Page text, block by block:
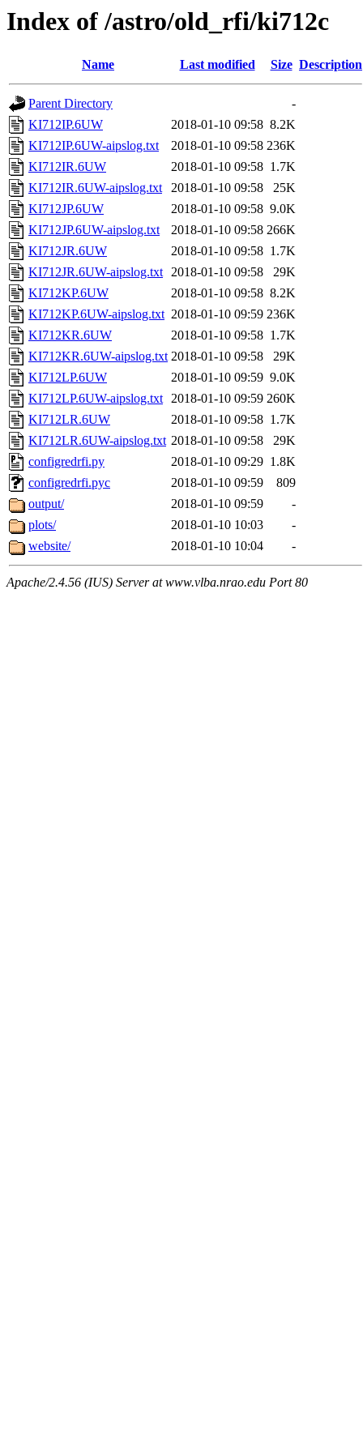
Index of /astro/old_rfi/ki712c
Name Last modified Size Description
Parent Directory
-
KI712IP.6UW
2018-01-10 09:58 8.2K
KI712IP.6UW-aipslog.txt
2018-01-10 09:58 236K
KI712IR.6UW
2018-01-10 09:58 1.7K
KI712IR.6UW-aipslog.txt
2018-01-10 09:58
25K
KI712JP.6UW
2018-01-10 09:58 9.0K
KI712JP.6UW-aipslog.txt
2018-01-10 09:58 266K
KI712JR.6UW
2018-01-10 09:58 1.7K
KI712JR.6UW-aipslog.txt 2018-01-10 09:58
29K
KI712KP.6UW
2018-01-10 09:58 8.2K
KI712KP.6UW-aipslog.txt 2018-01-10 09:59 236K
KI712KR.6UW
2018-01-10 09:58 1.7K
KI712KR.6UW-aipslog.txt 2018-01-10 09:58
29K
KI712LP.6UW
2018-01-10 09:59 9.0K
KI712LP.6UW-aipslog.txt 2018-01-10 09:59 260K
KI712LR.6UW
2018-01-10 09:58 1.7K
KI712LR.6UW-aipslog.txt 2018-01-10 09:58
29K
configredrfi.py
2018-01-10 09:29 1.8K
configredrfi.pyc
2018-01-10 09:59
809
output/
2018-01-10 09:59
-
plots/
2018-01-10 10:03
-
website/
2018-01-10 10:04 -
Apache/2.4.56 (IUS) Server at www.vlba.nrao.edu Port 80